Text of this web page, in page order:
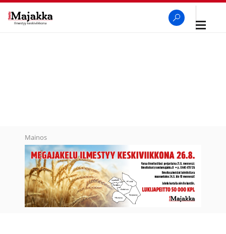
Avaa
Mainos